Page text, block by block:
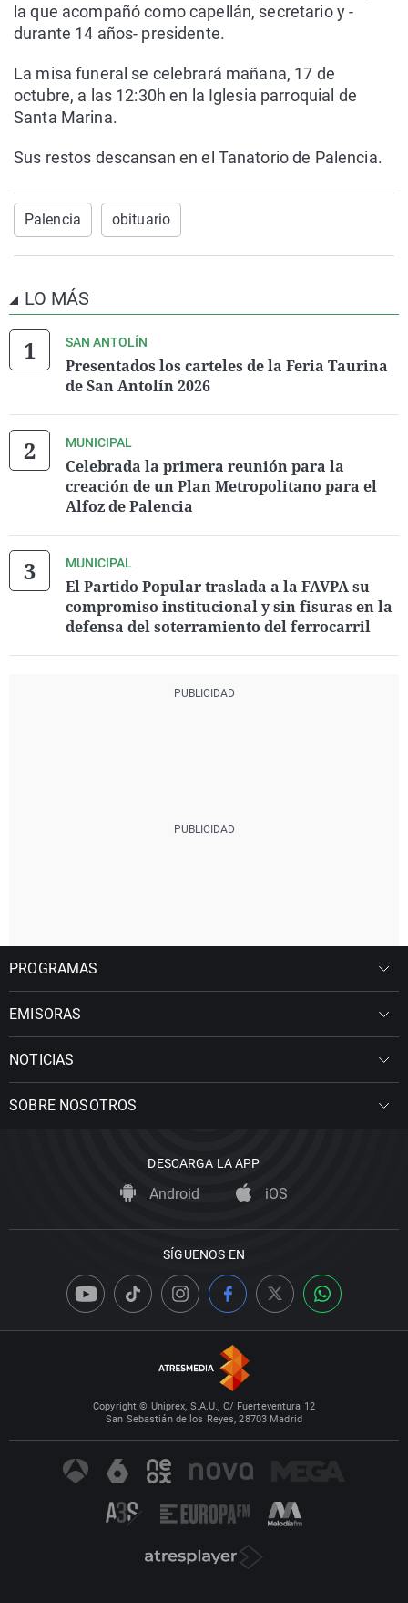
la que acompañó como capellán, secretario y -
durante 14 años- presidente.
La misa funeral se celebrará mañana, 17 de
octubre, a las 12:30h en la Iglesia parroquial de
Santa Marina.
Sus restos descansan en el Tanatorio de Palencia.
Palencia obituario
LO MÁS
SAN ANTOLÍN
Presentados los carteles de la Feria Taurina
de San Antolín 2026
MUNICIPAL
Celebrada la primera reunión para la
creación de un Plan Metropolitano para el
Alfoz de Palencia
MUNICIPAL
El Partido Popular traslada a la FAVPA su
compromiso institucional y sin fisuras en la
defensa del soterramiento del ferrocarril
PROGRAMAS
EMISORAS
NOTICIAS
SOBRE NOSOTROS
DESCARGA LA APP
Android iOS
SÍGUENOS EN
Copyright © Uniprex, S.A.U., C/ Fuerteventura 12
San Sebastián de los Reyes, 28703 Madrid